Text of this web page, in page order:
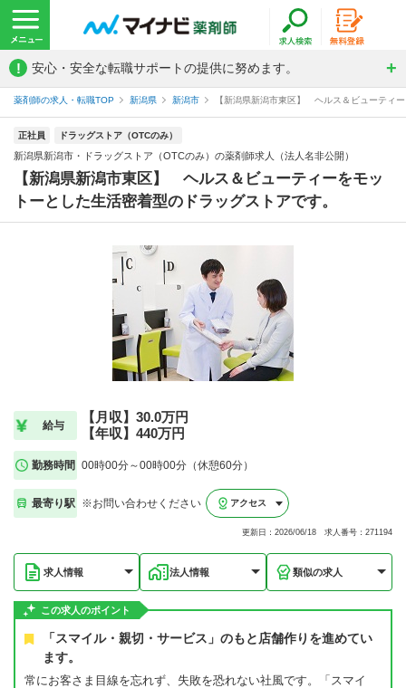
! 安心・安全な転職サポートの提供に努めます。
薬剤師の求人・転職TOP 新潟県 新潟市 【新潟県新潟市東区】 ヘルス＆ビューティ
正社員 ドラッグストア（OTCのみ）
新潟県新潟市・ドラッグストア（OTCのみ）の薬剤師求人（法人名非公開）
【新潟県新潟市東区】 ヘルス＆ビューティーをモッ
トーとした生活密着型のドラッグストアです。
給与
【月収】30.0万円
【年収】440万円
勤務時間 00時00分～00時00分（休憩60分）
最寄り駅 ※お問い合わせください アクセス
更新日：2026/06/18 求人番号：271194
求人情報 法人情報 類似の求人
この求人のポイント
「スマイル・親切・サービス」のもと店舗作りを進めてい
ます。
常にお客さま目線を忘れず、失敗を恐れない社風です。「スマイ